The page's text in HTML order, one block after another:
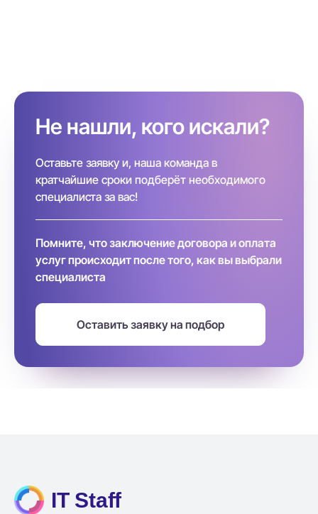
Не нашли, кого искали?
Оставьте заявку и, наша команда в
кратчайшие сроки подберёт необходимого
специалиста за вас!
Помните, что заключение договора и оплата
услуг происходит после того, как вы выбрали
специалиста
Оставить заявку на подбор
IT Staff